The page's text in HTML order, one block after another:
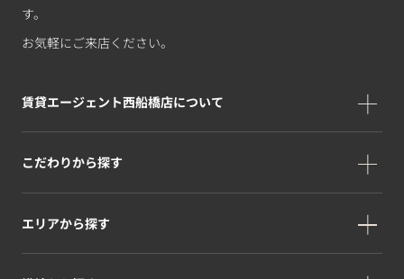
す。
お気軽にご来店ください。
賃貸エージェント西船橋店について
こだわりから探す
エリアから探す